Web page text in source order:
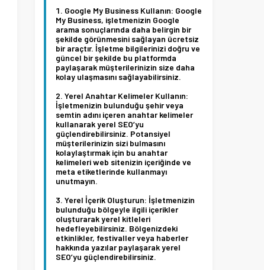
Google My Business Kullanın: Google
My Business, işletmenizin Google
arama sonuçlarında daha belirgin bir
şekilde görünmesini sağlayan ücretsiz
bir araçtır. İşletme bilgilerinizi doğru ve
güncel bir şekilde bu platformda
paylaşarak müşterilerinizin size daha
kolay ulaşmasını sağlayabilirsiniz.
Yerel Anahtar Kelimeler Kullanın:
İşletmenizin bulunduğu şehir veya
semtin adını içeren anahtar kelimeler
kullanarak yerel SEO’yu
güçlendirebilirsiniz. Potansiyel
müşterilerinizin sizi bulmasını
kolaylaştırmak için bu anahtar
kelimeleri web sitenizin içeriğinde ve
meta etiketlerinde kullanmayı
unutmayın.
Yerel İçerik Oluşturun: İşletmenizin
bulunduğu bölgeyle ilgili içerikler
oluşturarak yerel kitleleri
hedefleyebilirsiniz. Bölgenizdeki
etkinlikler, festivaller veya haberler
hakkında yazılar paylaşarak yerel
SEO’yu güçlendirebilirsiniz.